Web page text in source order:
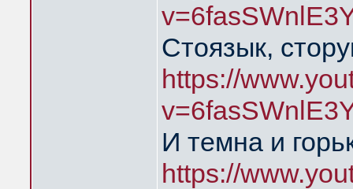
Стоязык,
https://
И темна и
https://